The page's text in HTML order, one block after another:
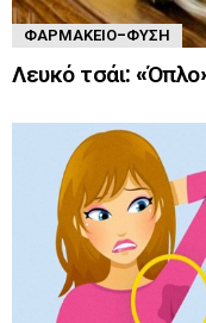
ΦΑΡΜΑΚΕΊΟ-ΦΎΣΗ
Λευκό τσάι: